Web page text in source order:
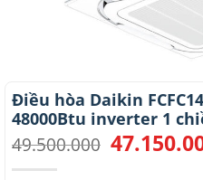
Điều hòa Daikin
48000Btu inverter 1
49.500.000 Giá
gốc